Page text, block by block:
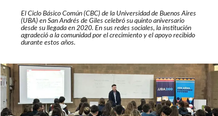
El Ciclo Básico Común (CBC) de la Universidad de Buenos Aires
(UBA) en San Andrés de Giles celebró su quinto aniversario
desde su llegada en 2020. En sus redes sociales, la institución
agradeció a la comunidad por el crecimiento y el apoyo recibido
durante estos años.